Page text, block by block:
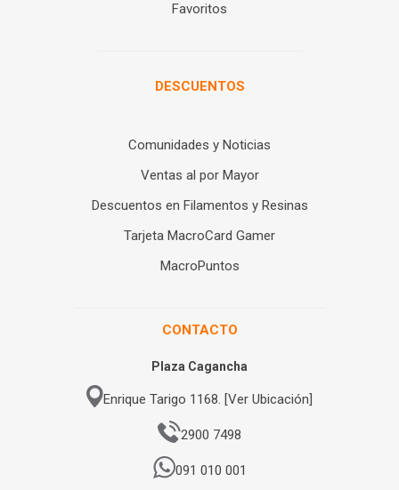
Favoritos
DESCUENTOS
Comunidades y Noticias
Ventas al por Mayor
Descuentos en Filamentos y Resinas
Tarjeta MacroCard Gamer
MacroPuntos
CONTACTO
Plaza Cagancha
Enrique Tarigo 1168. [Ver Ubicación]
2900 7498
091 010 001